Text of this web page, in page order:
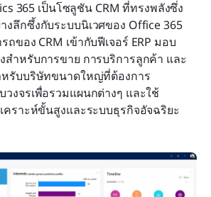
365 เป็นโซลูชัน CRM ที่ทรงพลังซึ่ง
งลึกซึ้งกับระบบนิเวศของ Office 365
ของ CRM เข้ากับฟีเจอร์ ERP มอบ
สำหรับการขาย การบริการลูกค้า และ
หรับบริษัทขนาดใหญ่ที่ต้องการ
งจรเพื่อรวมแผนกต่างๆ และใช้
คราะห์ขั้นสูงและระบบธุรกิจอัจฉริยะ